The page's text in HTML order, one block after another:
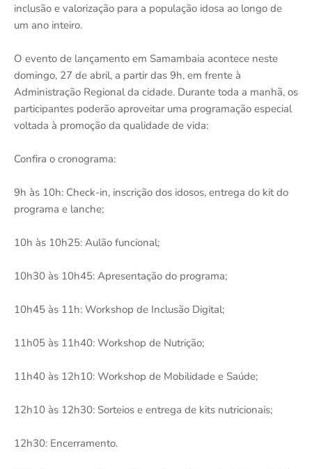
inclusão e valorização para a população idosa ao longo de
um ano inteiro.
O evento de lançamento em Samambaia acontece neste
domingo, 27 de abril, a partir das 9h, em frente à
Administração Regional da cidade. Durante toda a manhã, os
participantes poderão aproveitar uma programação especial
voltada à promoção da qualidade de vida:
Confira o cronograma:
9h às 10h: Check-in, inscrição dos idosos, entrega do kit do
programa e lanche;
10h às 10h25: Aulão funcional;
10h30 às 10h45: Apresentação do programa;
10h45 às 11h: Workshop de Inclusão Digital;
11h05 às 11h40: Workshop de Nutrição;
11h40 às 12h10: Workshop de Mobilidade e Saúde;
12h10 às 12h30: Sorteios e entrega de kits nutricionais;
12h30: Encerramento.